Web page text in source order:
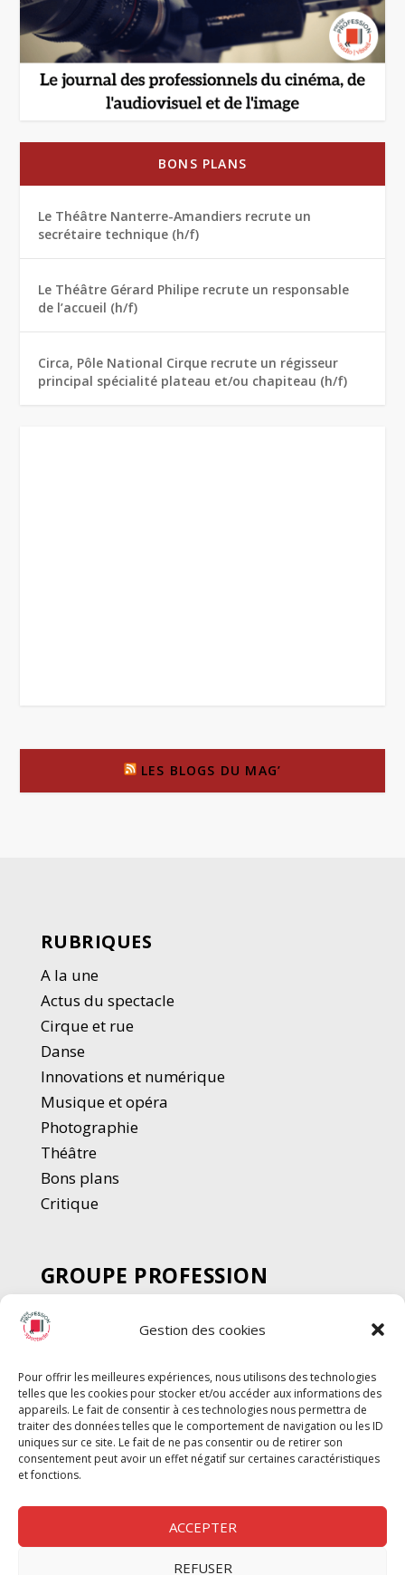
Gestion des cookies
Pour offrir les meilleures expériences, nous utilisons des technologies
telles que les cookies pour stocker et/ou accéder aux informations des
appareils. Le fait de consentir à ces technologies nous permettra de
traiter des données telles que le comportement de navigation ou les ID
uniques sur ce site. Le fait de ne pas consentir ou de retirer son
consentement peut avoir un effet négatif sur certaines caractéristiques
et fonctions.
ACCEPTER
REFUSER
BONS PLANS
Le Théâtre Nanterre-Amandiers recrute un
secrétaire technique (h/f)
Le Théâtre Gérard Philipe recrute un responsable
de l’accueil (h/f)
Circa, Pôle National Cirque recrute un régisseur
principal spécialité plateau et/ou chapiteau (h/f)
LES BLOGS DU MAG’
RUBRIQUES
A la une
Actus du spectacle
Cirque et rue
Danse
Innovations et numérique
Musique et opéra
Photographie
Théâtre
Bons plans
Critique
GROUPE PROFESSION
SPECTACLE
Chèque Intermittents
Chèque Compta
Chèque Emploi Spectacle
G-Pods
Profession Audio-visuel